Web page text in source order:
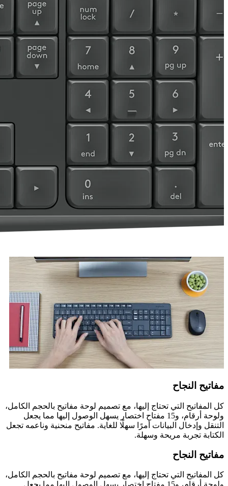
مفاتيح النجاح
كل المفاتيح التي تحتاج إليها، مع تصميم لوحة مفاتيح بالحجم الكامل،
ولوحة أرقام، و15 مفتاح اختصار يسهل الوصول إليها مما يجعل
التنقل وإدخال البيانات أمرًا سهلًا للغاية. مفاتيح منحنية وناعمه تجعل
الكتابة تجربة مريحة وسهلة.
مفاتيح النجاح
كل المفاتيح التي تحتاج إليها، مع تصميم لوحة مفاتيح بالحجم الكامل،